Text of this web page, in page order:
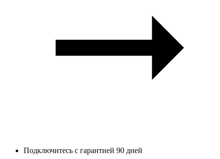
Подключитесь с гарантией 90 дней